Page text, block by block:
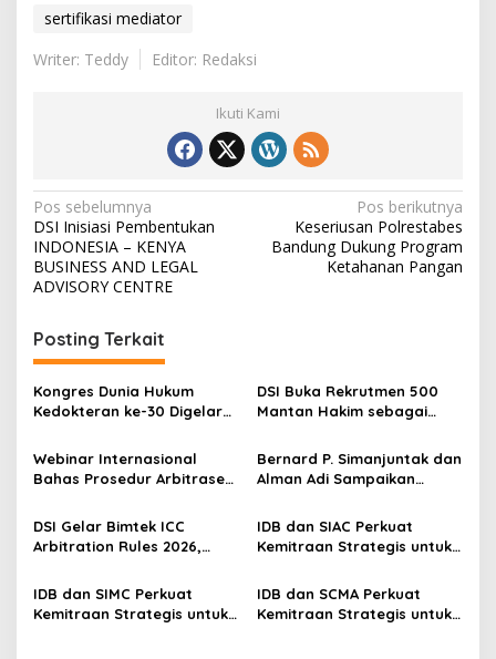
sertifikasi mediator
Writer: Teddy
Editor: Redaksi
Ikuti Kami
N
a
v
i
g
a
s
i
p
o
s
Pos sebelumnya
DSI Inisiasi Pembentukan
INDONESIA – KENYA
BUSINESS AND LEGAL
ADVISORY CENTRE
Pos berikutnya
Keseriusan Polrestabes
Bandung Dukung Program
Ketahanan Pangan
Posting Terkait
Kongres Dunia Hukum
Kedokteran ke-30 Digelar
Inovasi, dan Tantangan
Global Kesehatan
DSI Buka Rekrutmen 500
Mantan Hakim sebagai
Penyelesaian Sengketa di
Indonesia
Webinar Internasional
Bahas Prosedur Arbitrase
Perkuat Wawasan Hukum
Olahraga Global
Bernard P. Simanjuntak dan
Alman Adi Sampaikan
kepada Wakapolri Komjen
Pol. Dedi Prasetyo
DSI Gelar Bimtek ICC
Arbitration Rules 2026,
Praktisi Hukum Indonesia di
Kancah Internasional
IDB dan SIAC Perkuat
Kemitraan Strategis untuk
Internasional
IDB dan SIMC Perkuat
Kemitraan Strategis untuk
IDB dan SCMA Perkuat
Kemitraan Strategis untuk